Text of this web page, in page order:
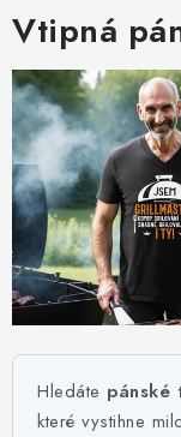
PRO DĚTI
DOPLŇKY
PRO PÁRY
VLASTNÍ MOTIV
TRIČKA
OKAMŽITĚ K
Vtipná
Hledáte
které vystihne